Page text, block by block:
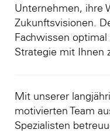
Unternehmen, ihre
Zukunftsvisionen.
Fachwissen
Strategie mit Ihnen
Mit unserer
motivierten Team
Spezialisten